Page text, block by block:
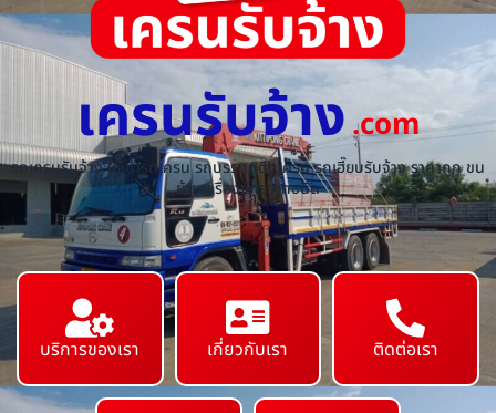
เครนรับจ้าง.com
รถเครนรับจ้าง ให้เช่ารถเครน รถบรรทุกติดเครน รถเฮี๊ยบรับจ้าง ราคาถูก ขน
ย้ายเครื่องจักร ทุกชนิด
บริการของเรา เกี่ยวกับเรา ติดต่อเรา